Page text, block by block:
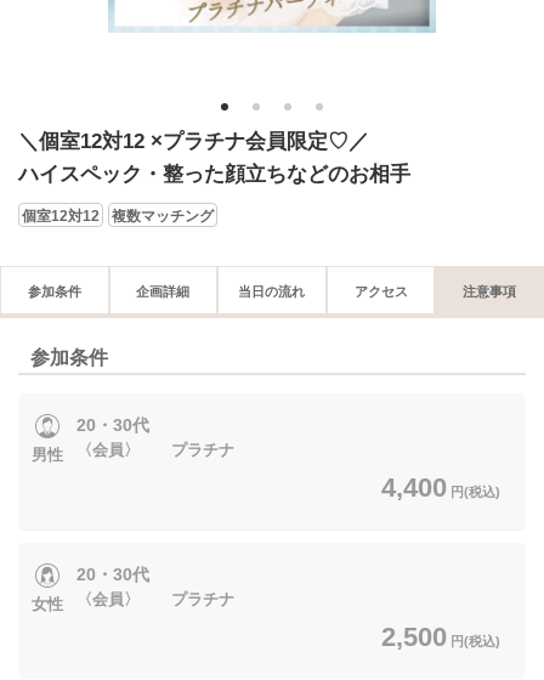
1 2 3 4
＼個室12対12 ×プラチナ会員限定♡／
ハイスペック・整った顔立ちなどのお相手
個室12対12 複数マッチング
参加条件 企画詳細 当日の流れ アクセス 注意事項
参加条件
男性
20・30代
〈会員〉 プラチナ
4,400 円(税込)
女性
20・30代
〈会員〉 プラチナ
2,500 円(税込)